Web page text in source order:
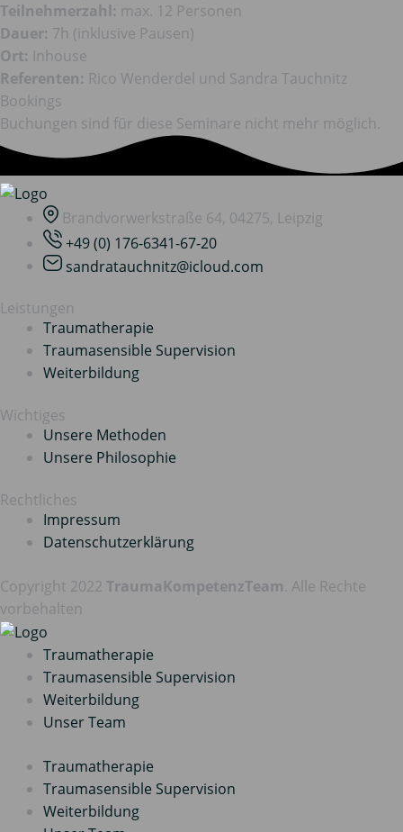
Teilnehmerzahl: max. 12 Personen
Dauer: 7h (inklusive Pausen)
Ort: Inhouse
Referenten: Rico Wenderdel und Sandra Tauchnitz
Bookings
Buchungen sind für diese Seminare nicht mehr möglich.
Brandvorwerkstraße 64, 04275, Leipzig
+49 (0) 176-6341-67-20
sandratauchnitz@icloud.com
Leistungen
Traumatherapie
Traumasensible Supervision
Weiterbildung
Wichtiges
Unsere Methoden
Unsere Philosophie
Rechtliches
Impressum
Datenschutz­erklärung
Copyright 2022 TraumaKompetenzTeam. Alle Rechte
vorbehalten
Traumatherapie
Traumasensible Supervision
Weiterbildung
Unser Team
Traumatherapie
Traumasensible Supervision
Weiterbildung